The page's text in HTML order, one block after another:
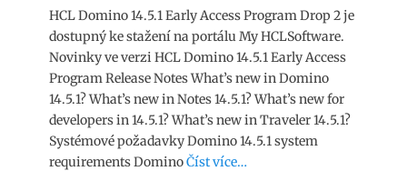
HCL Domino 14.5.1 Early Access Program Drop 2 je
dostupný ke stažení na portálu My HCLSoftware.
Novinky ve verzi HCL Domino 14.5.1 Early Access
Program Release Notes What’s new in Domino
14.5.1? What’s new in Notes 14.5.1? What’s new for
developers in 14.5.1? What’s new in Traveler 14.5.1?
Systémové požadavky Domino 14.5.1 system
requirements DominoČíst více…